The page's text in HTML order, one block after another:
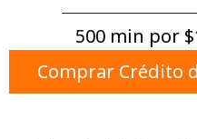
especial
500 min por
Comprar Crédito